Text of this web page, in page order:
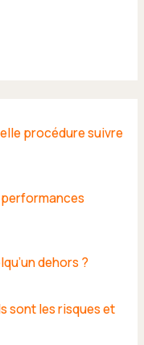
procédure suivre
dehors ?
sont les risques et